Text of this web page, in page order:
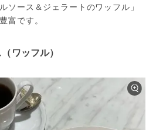
ソース＆ジェラートのワッフル」
富です。
ワッフル）